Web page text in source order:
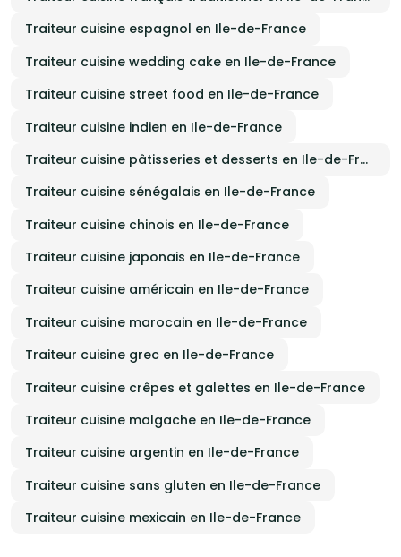
Traiteur cuisine espagnol en Ile-de-France
Traiteur cuisine wedding cake en Ile-de-France
Traiteur cuisine street food en Ile-de-France
Traiteur cuisine indien en Ile-de-France
Traiteur cuisine pâtisseries et desserts en Ile-de-France
Traiteur cuisine sénégalais en Ile-de-France
Traiteur cuisine chinois en Ile-de-France
Traiteur cuisine japonais en Ile-de-France
Traiteur cuisine américain en Ile-de-France
Traiteur cuisine marocain en Ile-de-France
Traiteur cuisine grec en Ile-de-France
Traiteur cuisine crêpes et galettes en Ile-de-France
Traiteur cuisine malgache en Ile-de-France
Traiteur cuisine argentin en Ile-de-France
Traiteur cuisine sans gluten en Ile-de-France
Traiteur cuisine mexicain en Ile-de-France